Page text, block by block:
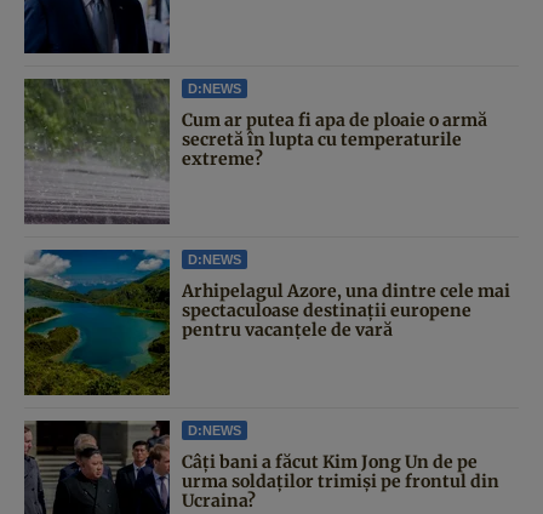
D:NEWS
Cum ar putea fi apa de ploaie o armă
secretă în lupta cu temperaturile
extreme?
D:NEWS
Arhipelagul Azore, una dintre cele mai
spectaculoase destinații europene
pentru vacanțele de vară
D:NEWS
Câți bani a făcut Kim Jong Un de pe
urma soldaților trimiși pe frontul din
Ucraina?